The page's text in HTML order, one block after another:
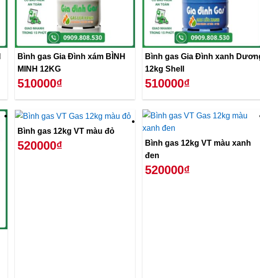
Bình gas Gia Đình xám BÌNH
MINH 12KG
510000₫
Bình gas Gia Đình xanh
12kg Shell
510000₫
Bình gas 12kg VT màu đỏ
520000₫
Bình gas 12kg VT màu xanh
đen
520000₫